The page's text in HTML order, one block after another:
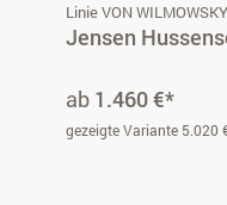
Linie VON
Jensen
ab 1.460 €*
gezeigte Variante 5.020